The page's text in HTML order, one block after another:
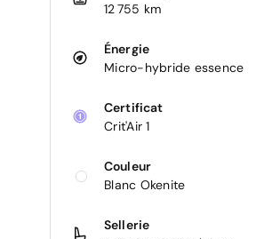
12 755 km
Énergie
Micro-hybride essence
Certificat
Crit'Air 1
Couleur
Blanc Okenite
Sellerie